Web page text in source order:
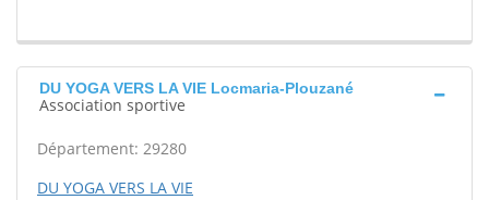
DU YOGA VERS LA VIE Locmaria-Plouzané
Association sportive
Département: 29280
DU YOGA VERS LA VIE